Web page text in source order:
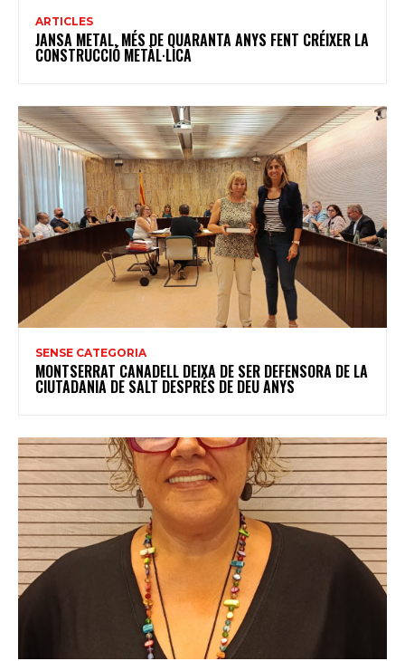
ARTICLES
JANSA METAL, MÉS DE QUARANTA ANYS FENT CRÉIXER LA
CONSTRUCCIÓ METÀL·LICA
SENSE CATEGORIA
MONTSERRAT CANADELL DEIXA DE SER DEFENSORA DE LA
CIUTADANIA DE SALT DESPRÉS DE DEU ANYS